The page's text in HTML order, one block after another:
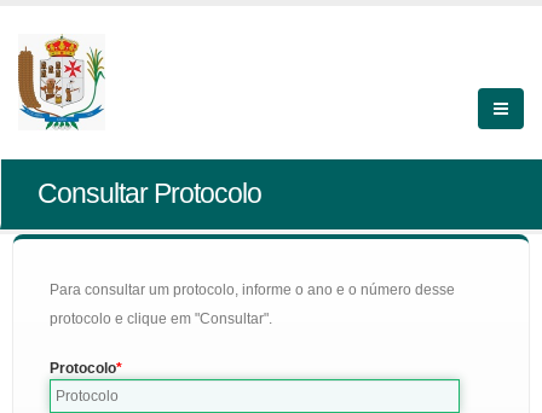
Consultar Protocolo
Para consultar um protocolo, informe o ano e o número desse
protocolo e clique em "Consultar".
Protocolo